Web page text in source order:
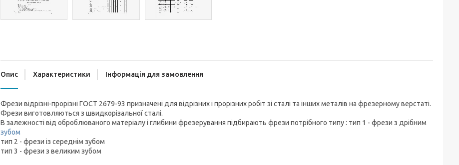
Опис Характеристики Інформація для замовлення
Фрези відрізні-прорізні ГОСТ 2679-93 призначені для відрізних і прорізних робіт зі сталі та інших металів на фрезерному верстаті.
Фрези виготовляються з швидкорізальної сталі.
В залежності від оброблюваного матеріалу і глибини фрезерування підбирають фрези потрібного типу : тип 1 - фрези з дрібним
зубом
тип 2 - фрези із середнім зубом
тип 3 - фрези з великим зубом